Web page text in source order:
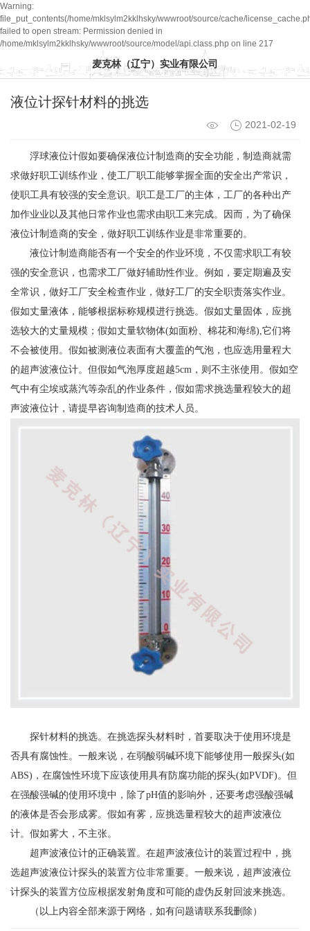
Warning:
file_put_contents(/home/mklsylm2kklhsky/wwwroot/source/cache/
failed to open stream: Permission denied in
/home/mklsylm2kklhsky/wwwroot/source/model/api.class.php on line 217
麦克林（辽宁）实业有限公司
液位计探针材料的挑选
2021-02-19
浮球液位计假如要确保液位计制造商的安全功能，制造商就需
求做好职工训练作业，使工厂职工能够掌握全面的安全出产常识，
使职工具有较强的安全意识。职工是工厂的主体，工厂的各种出产
加作业业以及其他日常作业也需求由职工来完成。因而，为了确保
液位计制造商的安全，做好职工训练作业是非常重要的。
液位计制造商能否有一个安全的作业环境，不仅需求职工有较
强的安全意识，也需求工厂做好辅助性作业。例如，要定期遍及安
全常识，做好工厂安全检查作业，做好工厂的安全职责落实作业。
假如丈量液体，能够根据标称规模进行挑选。假如丈量固体，应挑
选较大的丈量规模；假如丈量软物体(如面粉、棉花和海绵),它们将
不会被使用。假如被测液位表面有大覆盖的气泡，也应选用量程大
的超声波液位计。但假如气泡厚度超越5cm，则不主张使用。假如空
气中有尘埃或蒸汽等杂乱的作业条件，假如需求挑选量程较大的超
声波液位计，请提早咨询制造商的技术人员。
探针材料的挑选。在挑选探头材料时，首要取决于使用环境是
否具有腐蚀性。一般来说，在弱酸弱碱环境下能够使用一般探头(如
ABS)，在腐蚀性环境下应该使用具有防腐功能的探头(如PVDF)。但
在强酸强碱的使用环境中，除了pH值的影响外，还要考虑强酸强碱
的液体是否会形成雾。假如有雾，应挑选量程较大的超声波液位
计。假如雾大，不主张。
超声波液位计的正确装置。在超声波液位计的装置过程中，挑
选超声波液位计探头的装置方位非常重要。一般来说，超声波液位
计探头的装置方位应根据发射角度和可能的虚伪反射回波来挑选。
（以上内容全部来源于网络，如有问题请联系我删除）